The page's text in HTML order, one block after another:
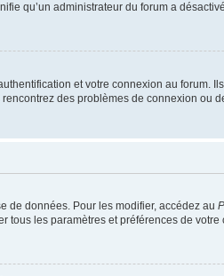
qu’un administrateur du forum a
et votre connexion au forum.
des problèmes de connexion ou
de données. Pour les modifier, accédez au
tous les paramètres et préférences de votre